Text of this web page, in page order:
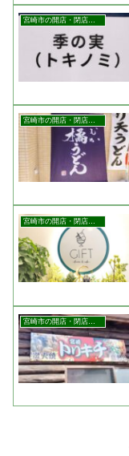
宮崎市の開店・閉店まとめ
宮崎市の開店・閉店まとめ
宮崎市の開店・閉店まとめ